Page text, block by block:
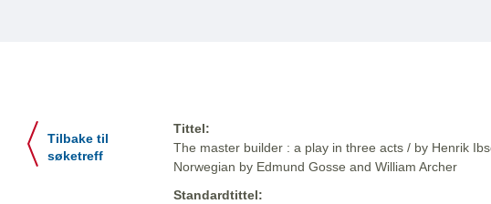
Tilbake til
søketreff
Tittel:
The master builder : a play in three acts / by Henrik
Norwegian by Edmund Gosse and William Archer
Standardtittel: